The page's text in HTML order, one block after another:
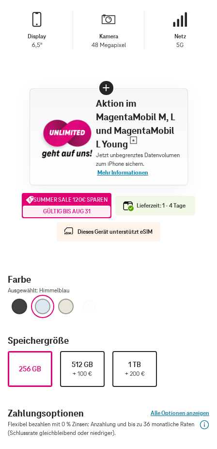
Display
6,5"
Kamera
48 Megapixel
Netz
5G
Aktion im
MagentaMobil M, L
und MagentaMobil
L Young
SUMMER SALE 120€ SPAREN
GÜLTIG BIS AUG 31
Lieferzeit: 1 - 4 Tage
Dieses Gerät unterstützt eSIM
Farbe
Ausgewählt: Himmelblau
Space SchwarzHimmelblau
Speichergröße
256 GB 512 GB
+ 100 €
1 TB
+ 200 €
Zahlungsoptionen
Alle Optionen anzeigen
Flexibel bezahlen mit 0 % Zinsen: Anzahlung und bis zu 36 monatliche Raten
(Schlussrate gleichbleibend oder niedriger).